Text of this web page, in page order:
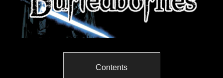
Contents